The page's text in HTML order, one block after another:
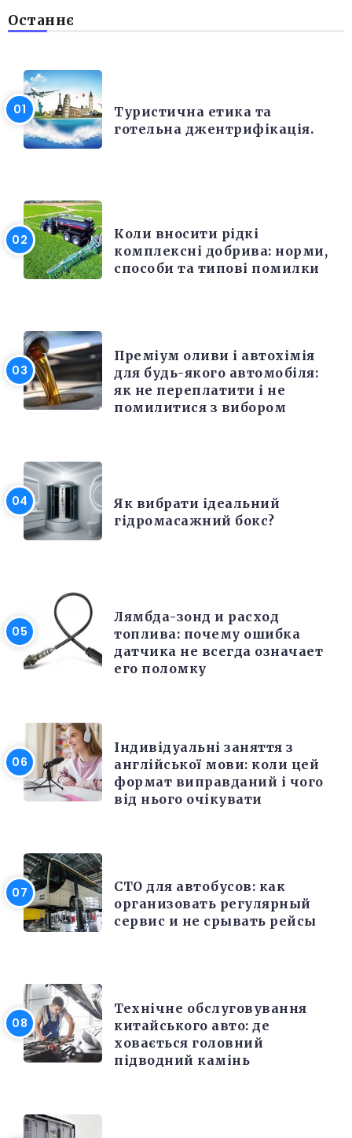
Останнє
Туристична етика та
готельна джентрифікація.
Коли вносити рідкі
комплексні добрива: норми,
способи та типові помилки
Преміум оливи і автохімія
для будь-якого автомобіля:
як не переплатити і не
помилитися з вибором
Як вибрати ідеальний
гідромасажний бокс?
Лямбда-зонд и расход
топлива: почему ошибка
датчика не всегда означает
его поломку
Індивідуальні заняття з
англійської мови: коли цей
формат виправданий і чого
від нього очікувати
СТО для автобусов: как
организовать регулярный
сервис и не срывать рейсы
Технічне обслуговування
китайського авто: де
ховається головний
підводний камінь